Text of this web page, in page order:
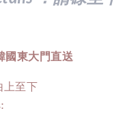
國東大門直送
上至下